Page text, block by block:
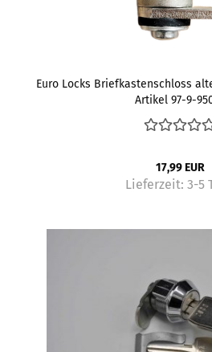
Euro Locks Briefkastenschloss
Artikel 97-9-
17,99 EUR
Lieferzeit: 3-5